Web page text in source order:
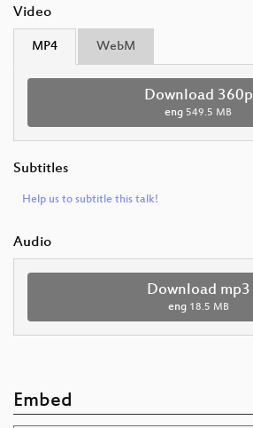
Video
MP4 WebM
Download 360p
eng 549.5 MB
Subtitles
Help us to subtitle this talk!
Audio
Download mp3
eng 18.5 MB
Embed